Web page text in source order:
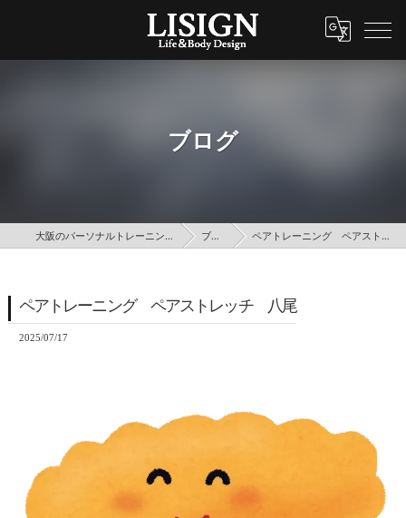
ブログ
大阪のパーソナルトレーニングはLISIGN ブログ ペアトレーニング ペアストレッチ 八尾
ペアトレーニング ペアストレッチ 八尾
2025/07/17